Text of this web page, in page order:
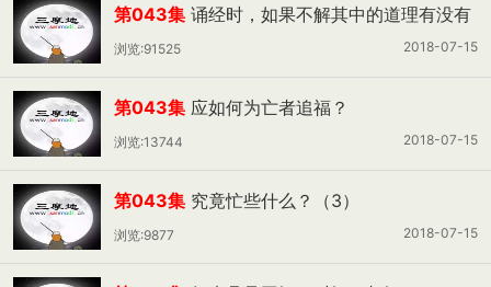
第043集 诵经时，如果不解其中的道理有没有
利益？
2018-07-15
浏览:91525
第043集 应如何为亡者追福？
2018-07-15
浏览:13744
第043集 究竟忙些什么？（3）
2018-07-15
浏览:9877